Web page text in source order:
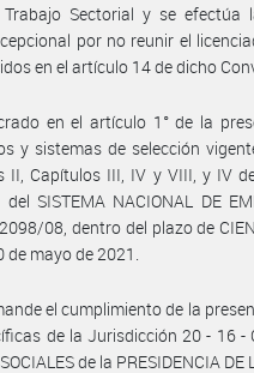
Sectorial y se efectúa
por no reunir el
en el artículo 14 de dicho
en el artículo 1° de la
y sistemas de selección
II, Capítulos III, IV y VIII, y IV
SISTEMA NACIONAL DE
08, dentro del plazo de
de mayo de 2021.
el cumplimiento de la
de la Jurisdicción 20 - 16 -
de la PRESIDENCIA DE